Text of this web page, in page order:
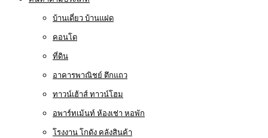
บ้านเดี่ยว บ้านแฝด
คอนโด
ที่ดิน
อาคารพาณิชย์ ตึกแถว
ทาวน์เฮ้าส์ ทาวน์โฮม
อพาร์ทเม้นท์ ห้องเช่า หอพัก
โรงงาน โกดัง คลังสินค้า